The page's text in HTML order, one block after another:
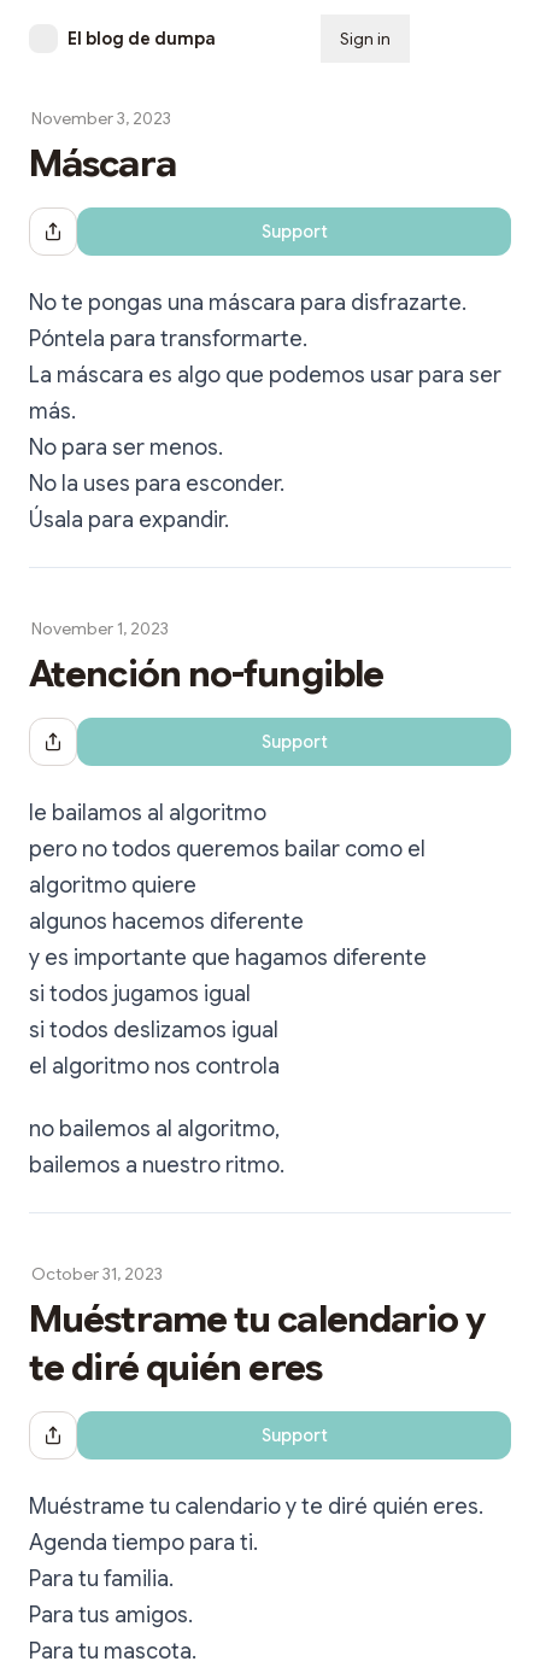
El blog de dumpa Sign in
November 3, 2023
Máscara
Share Dialog Support
No te pongas una máscara para disfrazarte.
Póntela para transformarte.
La máscara es algo que podemos usar para ser
más.
No para ser menos.
No la uses para esconder.
Úsala para expandir.
November 1, 2023
Atención no-fungible
Share Dialog Support
le bailamos al algoritmo
pero no todos queremos bailar como el
algoritmo quiere
algunos hacemos diferente
y es importante que hagamos diferente
si todos jugamos igual
si todos deslizamos igual
el algoritmo nos controla
no bailemos al algoritmo,
bailemos a nuestro ritmo.
October 31, 2023
Muéstrame tu calendario y
te diré quién eres
Share Dialog Support
Muéstrame tu calendario y te diré quién eres.
Agenda tiempo para ti.
Para tu familia.
Para tus amigos.
Para tu mascota.